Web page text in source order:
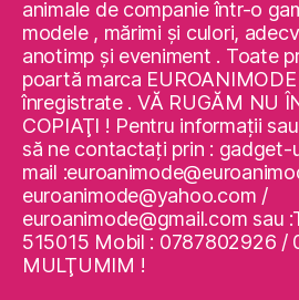
animale de companie într-o
modele , mărimi şi culori,
anotimp şi eveniment . Toate
poartă marca
înregistrate . VĂ RUGĂM NU
COPIAŢI ! Pentru informaţii
să ne contactaţi prin : gadget-
mail
euroanimode@yahoo.com /
euroanimode@gmail.com sau
515015 Mobil : 0787802926 /
MULŢUMIM !